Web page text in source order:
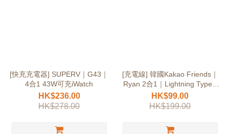
[快充充電器] SUPERV｜G43｜
4合1 43W可充iWatch
HK$236.00
HK$278.00
[充電線] 韓國Kakao Friends｜
Ryan 2合1｜Lightning TypeC
開倉價
HK$99.00
HK$199.00